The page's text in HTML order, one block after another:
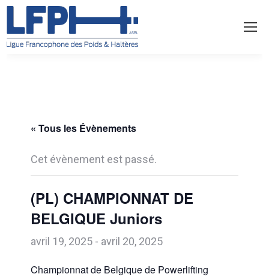
« Tous les Évènements
Cet évènement est passé.
(PL) CHAMPIONNAT DE
BELGIQUE Juniors
avril 19, 2025 - avril 20, 2025
Championnat de Belgique de Powerlifting